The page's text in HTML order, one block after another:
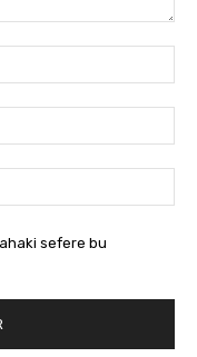
sefere bu